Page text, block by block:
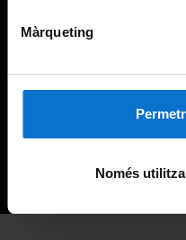
Màrqueting
Només